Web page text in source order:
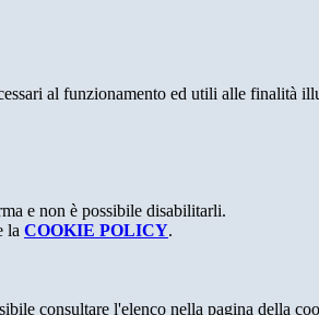
al funzionamento ed utili alle finalità
e non è possibile disabilitarli.
la COOKIE POLICY.
consultare l'elenco nella pagina della